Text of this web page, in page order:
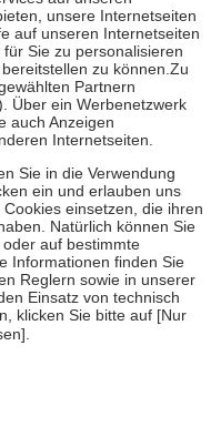
für Online-Apotheken.
beträgt die
zehn Euro je
ihre eigene Gesundheit zu
Familie zu unterstützen,
18. Lebensjahr
die von der
um echte Bewertungen